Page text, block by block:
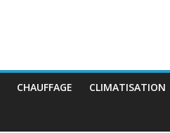
CHAUFFAGE CLIMATISATION